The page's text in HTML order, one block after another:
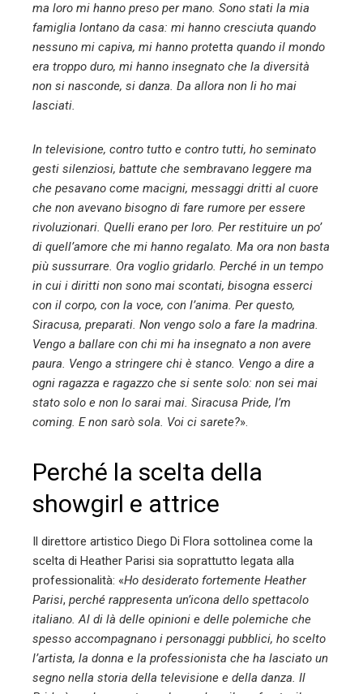
ma loro mi hanno preso per mano. Sono stati la mia
famiglia lontano da casa: mi hanno cresciuta quando
nessuno mi capiva, mi hanno protetta quando il mondo
era troppo duro, mi hanno insegnato che la diversità
non si nasconde, si danza. Da allora non li ho mai
lasciati.
In televisione, contro tutto e contro tutti, ho seminato
gesti silenziosi, battute che sembravano leggere ma
che pesavano come macigni, messaggi dritti al cuore
che non avevano bisogno di fare rumore per essere
rivoluzionari. Quelli erano per loro. Per restituire un po’
di quell’amore che mi hanno regalato. Ma ora non basta
più sussurrare. Ora voglio gridarlo. Perché in un tempo
in cui i diritti non sono mai scontati, bisogna esserci
con il corpo, con la voce, con l’anima. Per questo,
Siracusa, preparati. Non vengo solo a fare la madrina.
Vengo a ballare con chi mi ha insegnato a non avere
paura. Vengo a stringere chi è stanco. Vengo a dire a
ogni ragazza e ragazzo che si sente solo: non sei mai
stato solo e non lo sarai mai. Siracusa Pride, I’m
coming. E non sarò sola. Voi ci sarete?».
Perché la scelta della
showgirl e attrice
Il direttore artistico Diego Di Flora sottolinea come la
scelta di Heather Parisi sia soprattutto legata alla
professionalità: «Ho desiderato fortemente Heather
Parisi, perché rappresenta un’icona dello spettacolo
italiano. Al di là delle opinioni e delle polemiche che
spesso accompagnano i personaggi pubblici, ho scelto
l’artista, la donna e la professionista che ha lasciato un
segno nella storia della televisione e della danza. Il